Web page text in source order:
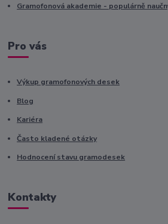
Gramofonová akademie - populárně
Pro vás
Výkup gramofonových desek
Blog
Kariéra
Často kladené otázky
Hodnocení stavu gramodesek
Kontakty